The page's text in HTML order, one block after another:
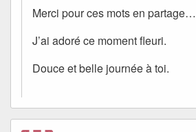
Merci pour ces mots en partage…
J’ai adoré ce moment fleuri.
Douce et belle journée à toi.